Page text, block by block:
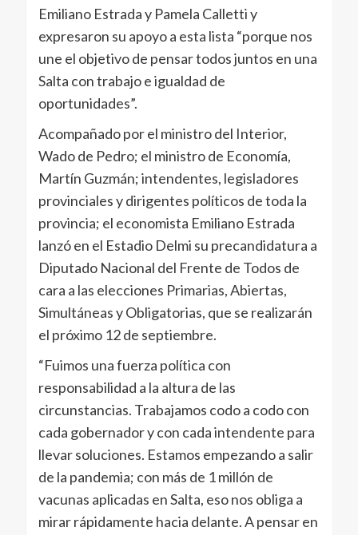
Emiliano Estrada y Pamela Calletti y
expresaron su apoyo a esta lista “porque nos
une el objetivo de pensar todos juntos en una
Salta con trabajo e igualdad de
oportunidades”.
Acompañado por el ministro del Interior,
Wado de Pedro; el ministro de Economía,
Martín Guzmán; intendentes, legisladores
provinciales y dirigentes políticos de toda la
provincia; el economista Emiliano Estrada
lanzó en el Estadio Delmi su precandidatura a
Diputado Nacional del Frente de Todos de
cara a las elecciones Primarias, Abiertas,
Simultáneas y Obligatorias, que se realizarán
el próximo 12 de septiembre.
“Fuimos una fuerza política con
responsabilidad a la altura de las
circunstancias. Trabajamos codo a codo con
cada gobernador y con cada intendente para
llevar soluciones. Estamos empezando a salir
de la pandemia; con más de 1 millón de
vacunas aplicadas en Salta, eso nos obliga a
mirar rápidamente hacia delante. A pensar en